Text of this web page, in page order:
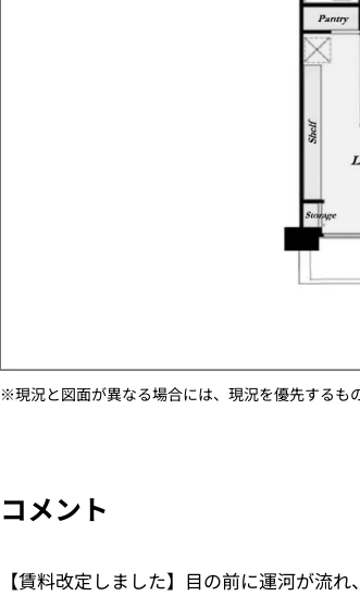
※現況と図面が異なる場合には、現況を優先するも
コメント
【賃料改定しました】目の前に運河が流